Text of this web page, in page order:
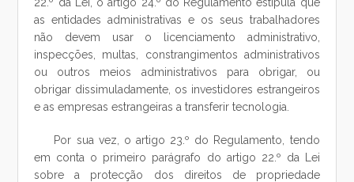
as entidades administrativas e os seus trabalhadores
não devem usar o licenciamento administrativo,
inspecções, multas, constrangimentos administrativos
ou outros meios administrativos para obrigar, ou
obrigar dissimuladamente, os investidores estrangeiros
e as empresas estrangeiras a transferir tecnologia.
Por sua vez, o artigo 23.º do Regulamento, tendo
em conta o primeiro parágrafo do artigo 22.º da Lei
sobre a protecção dos direitos de propriedade